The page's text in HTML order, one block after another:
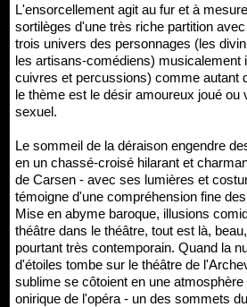
L'ensorcellement agit au fur et à mesure que se déploient les
sortilèges d'une très riche partition
trois univers des personnages (les
les artisans-comédiens) musicalement
cuivres et percussions) comme autant
le thème est le désir amoureux joué ou
sexuel.
Le sommeil de la déraison engendre
en un chassé-croisé hilarant et
de Carsen - avec ses lumières et
témoigne d'une compréhension fine
Mise en abyme baroque, illusions
théâtre dans le théâtre, tout est là,
pourtant très contemporain. Quand la
d'étoiles tombe sur le théâtre de
sublime se côtoient en une
onirique de l'opéra - un des sommets